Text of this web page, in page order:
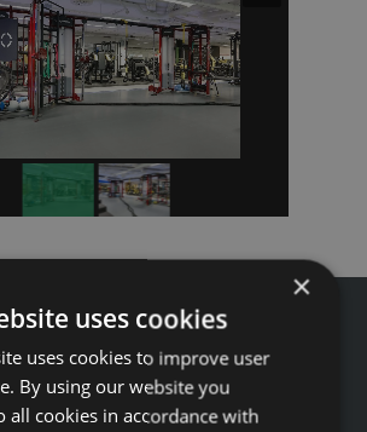
+371 67 99 40 44
×
uses cookies
uses cookies to improve user
By using our website you
all cookies in accordance with